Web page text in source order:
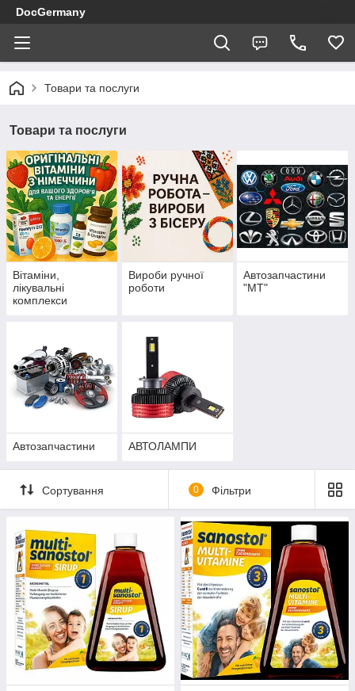
DocGermany
Товари та послуги
Товари та послуги
Вітаміни,
лікувальні
комплекси
Вироби ручної
роботи
Автозапчастини
"МТ"
Автозапчастини АВТОЛАМПИ
Сортування 0 Фільтри